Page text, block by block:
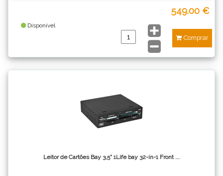
549.00 €
Disponível
Comprar
Leitor de Cartões Bay 3,5" 1Life bay 32-in-1 Front ...